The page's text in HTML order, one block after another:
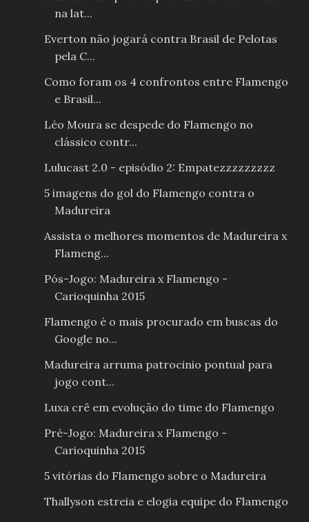
na lat...
Everton não jogará contra Brasil de Pelotas
pela C...
Como foram os 4 confrontos entre Flamengo
e Brasil...
Léo Moura se despede do Flamengo no
clássico contr...
Lulucast 2.0 - episódio 2: Empatezzzzzzzzz
5 imagens do gol do Flamengo contra o
Madureira
Assista o melhores momentos de Madureira x
Flameng...
Pós-Jogo: Madureira x Flamengo -
Carioquinha 2015
Flamengo é o mais procurado em buscas do
Google no...
Madureira arruma patrocinio pontual para
jogo cont...
Luxa crê em evolução do time do Flamengo
Pré-Jogo: Madureira x Flamengo -
Carioquinha 2015
5 vitórias do Flamengo sobre o Madureira
Thallyson estreia e elogia equipe do Flamengo